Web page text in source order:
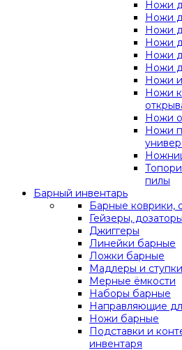
Ножи
Ножи
Ножи
Ножи
Ножи
Ножи
Ножи и
Ножи
Ножи
Ножи
пилы
Барный инвентарь
Барные коврики,
Гейзеры, дозаторы
Джиггеры
Линейки барные
Ложки барные
Мадлеры и ступки
Мерные ёмкости
Наборы барные
Направляющие
Ножи барные
Подставки и
инвентаря